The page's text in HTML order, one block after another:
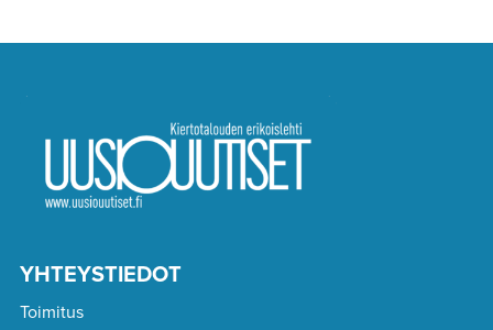
YHTEYSTIEDOT
Toimitus